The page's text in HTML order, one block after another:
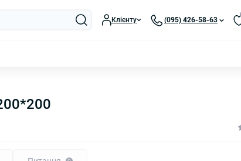
Клієнту (095) 426-58-63